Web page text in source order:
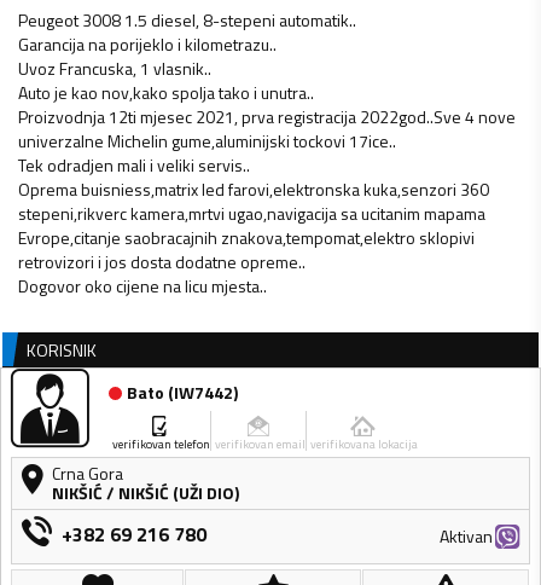
Peugeot 3008 1.5 diesel, 8-stepeni automatik..
Garancija na porijeklo i kilometrazu..
Uvoz Francuska, 1 vlasnik..
Auto je kao nov,kako spolja tako i unutra..
Proizvodnja 12ti mjesec 2021, prva registracija 2022god..Sve 4 nove
univerzalne Michelin gume,aluminijski tockovi 17ice..
Tek odradjen mali i veliki servis..
Oprema buisniess,matrix led farovi,elektronska kuka,senzori 360
stepeni,rikverc kamera,mrtvi ugao,navigacija sa ucitanim mapama
Evrope,citanje saobracajnih znakova,tempomat,elektro sklopivi
retrovizori i jos dosta dodatne opreme..
Dogovor oko cijene na licu mjesta..
KORISNIK
Bato (IW7442)
verifikovan telefon verifikovan email verifikovana lokacija
Crna Gora
NIKŠIĆ/ NIKŠIĆ (UŽI DIO)
+382 69 216 780 Aktivan